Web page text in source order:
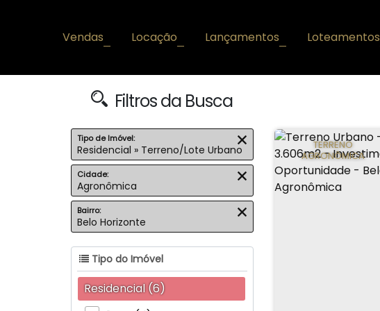
Loteamentos
Lançamentos
Locação
Vendas
Filtros da Busca
Tipo de Imóvel:
Residencial » Terreno/Lote Urbano
Cidade:
Agronômica
Bairro:
Belo Horizonte
Tipo do Imóvel
Residencial (6)
TERRENO
AGRONÔMICA